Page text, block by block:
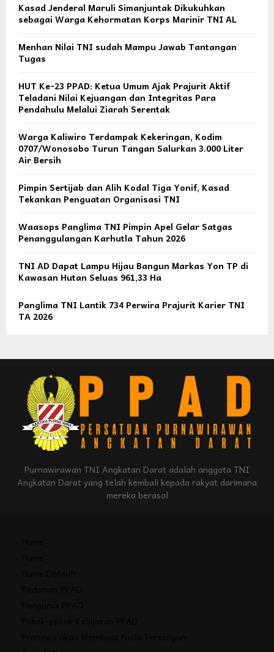
Kasad Jenderal Maruli Simanjuntak Dikukuhkan
sebagai Warga Kehormatan Korps Marinir TNI AL
Menhan Nilai TNI sudah Mampu Jawab Tantangan
Tugas
HUT Ke-23 PPAD: Ketua Umum Ajak Prajurit Aktif
Teladani Nilai Kejuangan dan Integritas Para
Pendahulu Melalui Ziarah Serentak
Warga Kaliwiro Terdampak Kekeringan, Kodim
0707/Wonosobo Turun Tangan Salurkan 3.000 Liter
Air Bersih
Pimpin Sertijab dan Alih Kodal Tiga Yonif, Kasad
Tekankan Penguatan Organisasi TNI
Waasops Panglima TNI Pimpin Apel Gelar Satgas
Penanggulangan Karhutla Tahun 2026
TNI AD Dapat Lampu Hijau Bangun Markas Yon TP di
Kawasan Hutan Seluas 961,33 Ha
Panglima TNI Lantik 734 Perwira Prajurit Karier TNI
TA 2026
Purnawirawan TNI Angkatan Darat adalah anggota TNI
Angkatan Darat yang telah kembali kepada rakyat darimana
mereka berasal